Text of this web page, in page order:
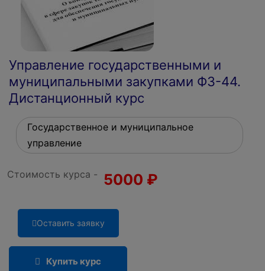
Управление государственными и
муниципальными закупками ФЗ-44.
Дистанционный курс
Государственное и муниципальное
управление
Стоимость курса - 5000 ₽
Оставить заявку
Купить курс